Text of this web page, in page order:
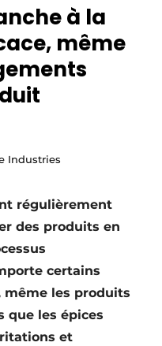
à la
même
Industries
régulièrement
des produits en
certains
même les produits
que les épices
et